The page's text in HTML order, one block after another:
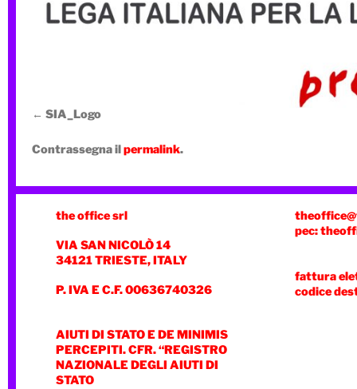
SIA_Logo
Contrassegna ilpermalink.
the office srl
VIA SAN NICOLÒ 14
34121 TRIESTE, ITALY
P. IVA E C.F. 00636740326
AIUTI DI STATO E DE MINIMIS
PERCEPITI. CFR. “REGISTRO
NAZIONALE DEGLI AIUTI DI
STATO
pec:
fattura
codice